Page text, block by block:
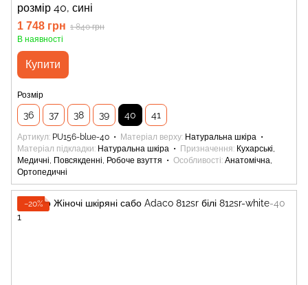
розмір 40, сині
1 748 грн 1 840 грн
В наявності
Купити
Розмір
36 37 38 39 40 41
Артикул PU156-blue-40 Матеріал верху Натуральна шкіра
Матеріал підкладки Натуральна шкіра Призначення Кухарські,
Медичні, Повсякденні, Робоче взуття
Особливості Анатомічна,
Ортопедичні
−20%